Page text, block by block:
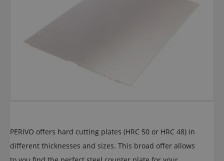
PERIVO offers hard cutting plates (HRC 50 or HRC 48) in
different thicknesses and sizes. This broad offer allows